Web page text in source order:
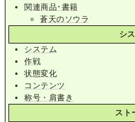
関連商品･書籍
蒼天のソウラ
シ
システム
作戦
状態変化
コンテンツ
称号・肩書き
スト